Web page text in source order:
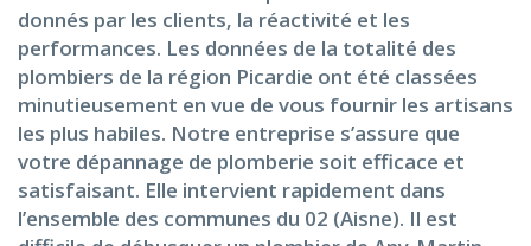
donnés par les clients, la réactivité et les
performances. Les données de la totalité des
plombiers de la région Picardie ont été classées
minutieusement en vue de vous fournir les artisans
les plus habiles. Notre entreprise s’assure que
votre dépannage de plomberie soit efficace et
satisfaisant. Elle intervient rapidement dans
l’ensemble des communes du 02 (Aisne). Il est